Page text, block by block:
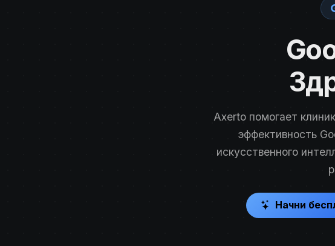
Axerto помогает
эффективность
искусственного
Начни